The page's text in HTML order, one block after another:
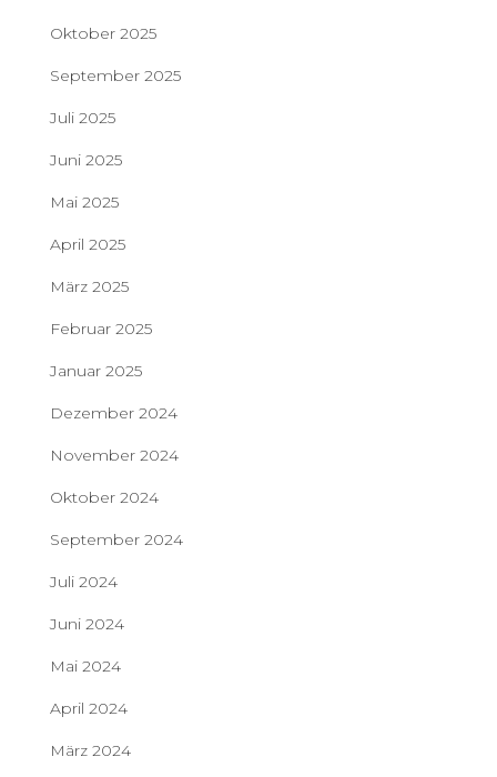
Oktober 2025
September 2025
Juli 2025
Juni 2025
Mai 2025
April 2025
März 2025
Februar 2025
Januar 2025
Dezember 2024
November 2024
Oktober 2024
September 2024
Juli 2024
Juni 2024
Mai 2024
April 2024
März 2024